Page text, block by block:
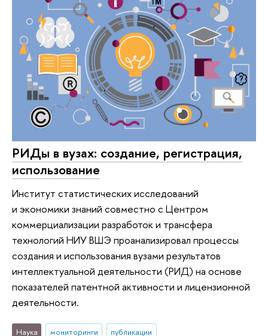
РИДы в вузах: создание, регистрация,
использование
Институт статистических исследований
и экономики знаний совместно с Центром
коммерциализации разработок и трансфера
технологий НИУ ВШЭ проанализировал процессы
создания и использования вузами результатов
интеллектуальной деятельности (РИД) на основе
показателей патентной активности и лицензионной
деятельности.
Наука мониторинги
публикации